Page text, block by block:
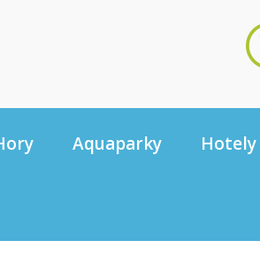
Aquaparky Hotely